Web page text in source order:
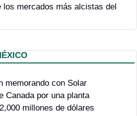
los mercados más alcistas del
memorando con Solar
Canada por una planta
millones de dólares